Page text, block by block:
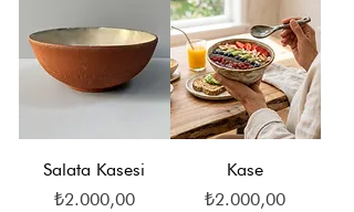
Salata Kasesi
Fiyat
₺2.000,00
Kase
Fiyat
₺2.000,00